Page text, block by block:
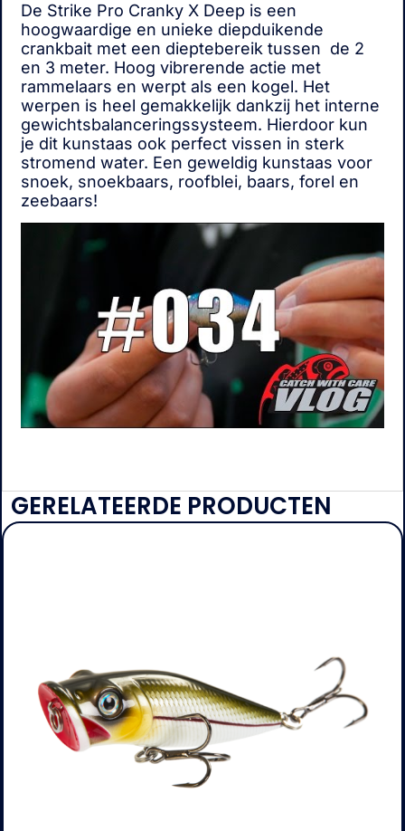
De Strike Pro Cranky X Deep is een
hoogwaardige en unieke diepduikende
crankbait met een dieptebereik tussen de 2
en 3 meter. Hoog vibrerende actie met
rammelaars en werpt als een kogel. Het
werpen is heel gemakkelijk dankzij het interne
gewichtsbalanceringssysteem. Hierdoor kun
je dit kunstaas ook perfect vissen in sterk
stromend water. Een geweldig kunstaas voor
snoek, snoekbaars, roofblei, baars, forel en
zeebaars!
GERELATEERDE PRODUCTEN